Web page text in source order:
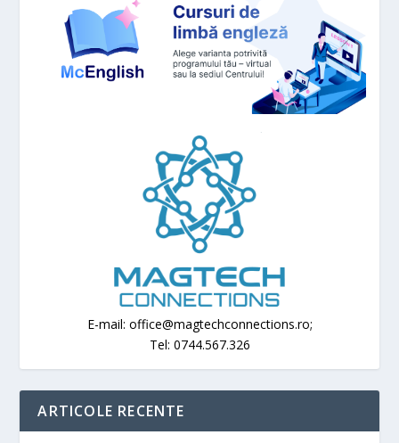
E-mail: office@magtechconnections.ro;
Tel: 0744.567.326
ARTICOLE RECENTE